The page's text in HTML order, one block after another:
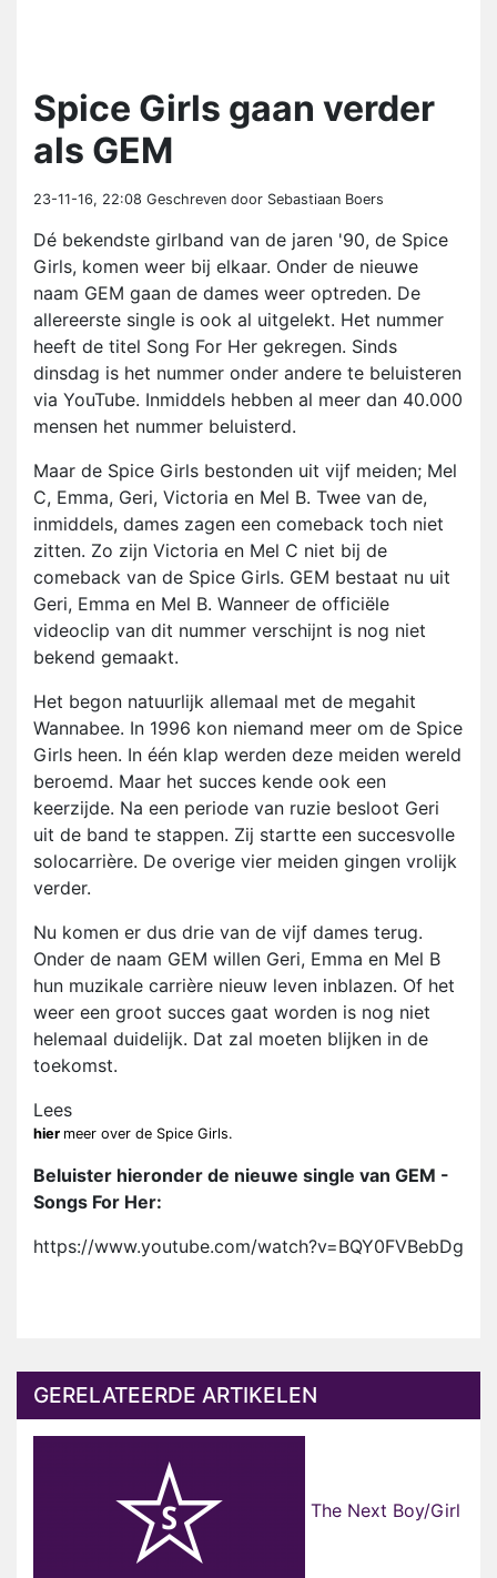
Spice Girls gaan verder
als GEM
23-11-16, 22:08 Geschreven door Sebastiaan Boers
Dé bekendste girlband van de jaren '90, de Spice
Girls, komen weer bij elkaar. Onder de nieuwe
naam GEM gaan de dames weer optreden. De
allereerste single is ook al uitgelekt. Het nummer
heeft de titel Song For Her gekregen. Sinds
dinsdag is het nummer onder andere te beluisteren
via YouTube. Inmiddels hebben al meer dan 40.000
mensen het nummer beluisterd.
Maar de Spice Girls bestonden uit vijf meiden; Mel
C, Emma, Geri, Victoria en Mel B. Twee van de,
inmiddels, dames zagen een comeback toch niet
zitten. Zo zijn Victoria en Mel C niet bij de
comeback van de Spice Girls. GEM bestaat nu uit
Geri, Emma en Mel B. Wanneer de officiële
videoclip van dit nummer verschijnt is nog niet
bekend gemaakt.
Het begon natuurlijk allemaal met de megahit
Wannabee. In 1996 kon niemand meer om de Spice
Girls heen. In één klap werden deze meiden wereld
beroemd. Maar het succes kende ook een
keerzijde. Na een periode van ruzie besloot Geri
uit de band te stappen. Zij startte een succesvolle
solocarrière. De overige vier meiden gingen vrolijk
verder.
Nu komen er dus drie van de vijf dames terug.
Onder de naam GEM willen Geri, Emma en Mel B
hun muzikale carrière nieuw leven inblazen. Of het
weer een groot succes gaat worden is nog niet
helemaal duidelijk. Dat zal moeten blijken in de
toekomst.
Lees
hier meer over de Spice Girls.
Beluister hieronder de nieuwe single van GEM -
Songs For Her:
https://www.youtube.com/watch?v=BQY0FVBebDg
GERELATEERDE ARTIKELEN
The Next Boy/Girl